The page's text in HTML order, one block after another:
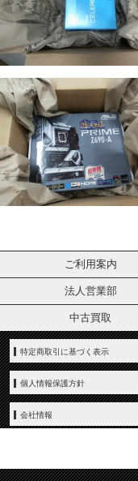
ご利用案内
法人営業部
中古買取
特定商取引に基づく表示
個人情報保護方針
会社情報